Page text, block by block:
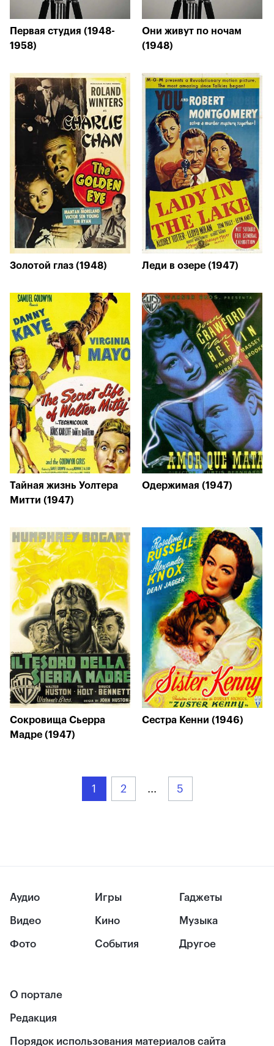
Первая студия (1948-
1958)
Они живут по ночам
(1948)
Золотой глаз (1948) Леди в озере (1947)
Тайная жизнь Уолтера
Митти (1947)
Одержимая (1947)
Сокровища Сьерра
Мадре (1947)
Сестра Кенни (1946)
1 2 ... 5
Аудио
Видео
Фото
Игры
Кино
События
Гаджеты
Музыка
Другое
О портале
Редакция
Порядок использования материалов сайта